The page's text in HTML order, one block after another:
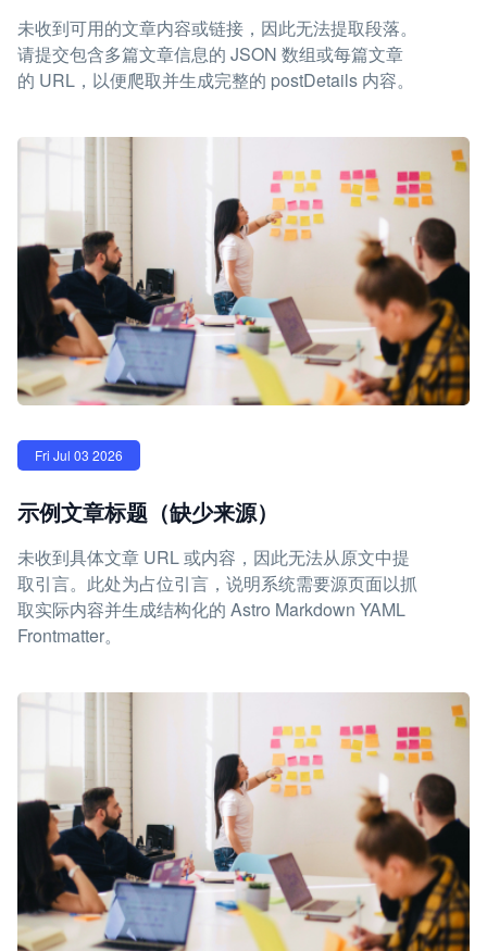
未收到可用的文章内容或链接，因此无法提取段落。
请提交包含多篇文章信息的 JSON 数组或每篇文章
的 URL，以便爬取并生成完整的 postDetails 内容。
Fri Jul 03 2026
示例文章标题（缺少来源）
未收到具体文章 URL 或内容，因此无法从原文中提
取引言。此处为占位引言，说明系统需要源页面以抓
取实际内容并生成结构化的 Astro Markdown YAML
Frontmatter。